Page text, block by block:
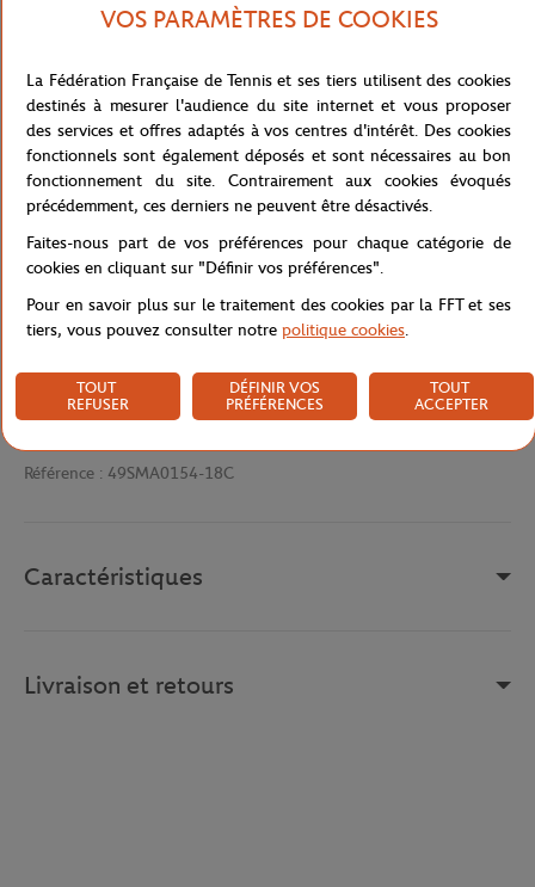
une signature visuelle distinctive qui célèbre cette collaboration
assurent un maintien personnalisable, garantissant confort et
stabilité optimale à chaque pas.
Sa semelle extérieure texturée en caoutchouc, inspirée des terrains
de tennis, offre une adhérence exceptionnelle sur toutes les
surfaces, tandis que sa silhouette hybride entre running et lifestyle
apporte une dimension contemporaine. La teinte immaculée est
rehaussée par des coordonnées géographiques imprimées,
évoquant subtilement l'emplacement des courts parisiens. Ces
performance technique et raffinement esthétique, pour un style
qui vous accompagne du court à la ville avec une élégance
Référence : 49SMA0154-18C
Caractéristiques
Livraison et retours
VOS PARAMÈTRES DE COOKIES
La Fédération Française de Tennis et ses tiers utilisent des cookies
destinés à mesurer l'audience du site internet et vous proposer
des services et offres adaptés à vos centres d'intérêt. Des cookies
fonctionnels sont également déposés et sont nécessaires au bon
fonctionnement du site. Contrairement aux cookies évoqués
précédemment, ces derniers ne peuvent être désactivés.
Faites-nous part de vos préférences pour chaque catégorie de
cookies en cliquant sur "Définir vos préférences".
Pour en savoir plus sur le traitement des cookies par la FFT et ses
tiers, vous pouvez consulter notre politique cookies.
TOUT
REFUSER
DÉFINIR VOS
PRÉFÉRENCES
TOUT
ACCEPTER